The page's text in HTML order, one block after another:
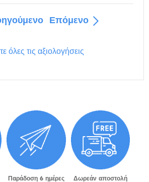
Επόμενο
όλες τις αξιολογήσεις
Παράδοση 6 ημέρες
Δωρεάν αποστολή